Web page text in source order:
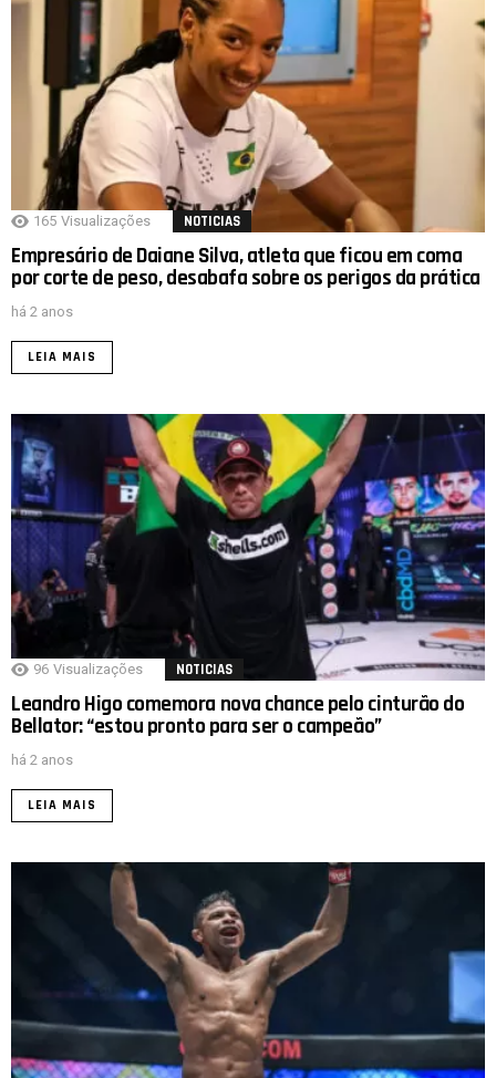
165 Visualizações NOTICIAS
Empresário de Daiane Silva, atleta que ficou em coma
por corte de peso, desabafa sobre os perigos da prática
há 2 anos
LEIA MAIS
96 Visualizações NOTICIAS
Leandro Higo comemora nova chance pelo cinturão do
Bellator: “estou pronto para ser o campeão”
há 2 anos
LEIA MAIS